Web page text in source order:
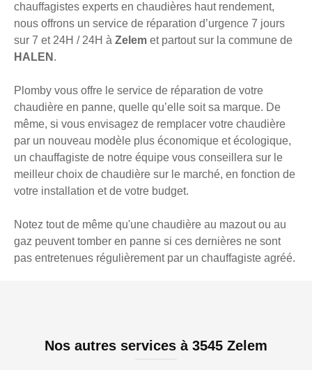
chauffagistes experts en chaudières haut rendement,
nous offrons un service de réparation d’urgence 7 jours
sur 7 et 24H / 24H à Zelem et partout sur la commune de
HALEN .
Plomby vous offre le service de réparation de votre
chaudière en panne, quelle qu’elle soit sa marque. De
même, si vous envisagez de remplacer votre chaudière
par un nouveau modèle plus économique et écologique,
un chauffagiste de notre équipe vous conseillera sur le
meilleur choix de chaudière sur le marché, en fonction de
votre installation et de votre budget.
Notez tout de même qu'une chaudière au mazout ou au
gaz peuvent tomber en panne si ces dernières ne sont
pas entretenues régulièrement par un chauffagiste agréé.
Nos autres services à 3545 Zelem